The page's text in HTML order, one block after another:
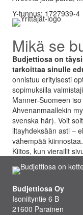
Y-tunnus: 1727939-4
Mikä se
Budjettiosa on
tarkoittaa sinulle
onnistuu erityisesti
sopimuksilla
Manner-Suomeen
Ahvenanmaallekin
svenska här). Voit
iltayhdeksään asti –
vähempää kiinnostaa.
Kiitos, kun vierailit
Budjettiosa Oy
Isoniityntie 6 B
21600 Parainen